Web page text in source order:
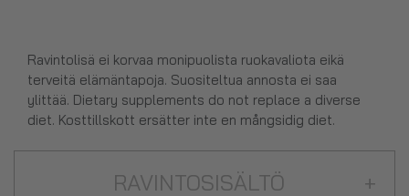
Ravintolisä ei korvaa monipuolista ruokavaliota eikä
terveitä elämäntapoja. Suositeltua annosta ei saa
ylittää. Dietary supplements do not replace a diverse
diet. Kosttillskott ersätter inte en mångsidig diet.
RAVINTOSISÄLTÖ +